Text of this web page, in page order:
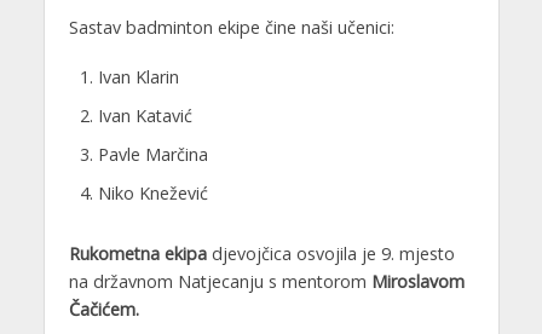
Sastav badminton ekipe čine naši učenici:
Ivan Klarin
Ivan Katavić
Pavle Marčina
Niko Knežević
Rukometna ekipadjevojčica osvojila je 9. mjesto
na državnom Natjecanju s mentorom Miroslavom
Čačićem.